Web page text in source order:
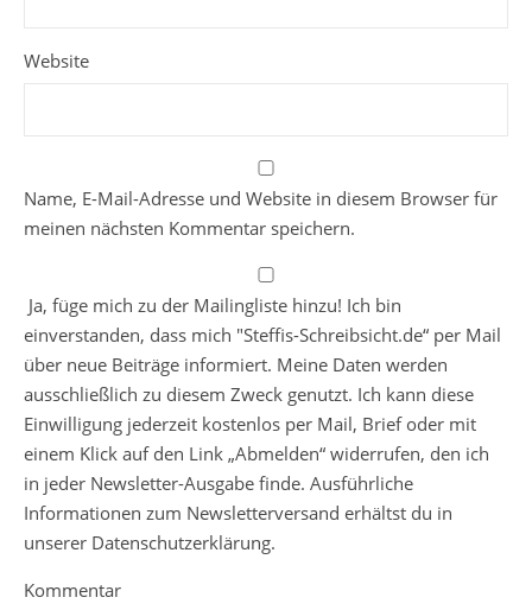
Website
Name, E-Mail-Adresse und Website in diesem Browser für
meinen nächsten Kommentar speichern.
Ja, füge mich zu der Mailingliste hinzu! Ich bin
einverstanden, dass mich "Steffis-Schreibsicht.de“ per Mail
über neue Beiträge informiert. Meine Daten werden
ausschließlich zu diesem Zweck genutzt. Ich kann diese
Einwilligung jederzeit kostenlos per Mail, Brief oder mit
einem Klick auf den Link „Abmelden“ widerrufen, den ich
in jeder Newsletter-Ausgabe finde. Ausführliche
Informationen zum Newsletterversand erhältst du in
unserer Datenschutzerklärung.
Kommentar